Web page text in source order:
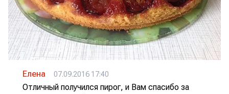
Елена 07.09.2016 17:40
Отличный получился пирог, и Вам спасибо за